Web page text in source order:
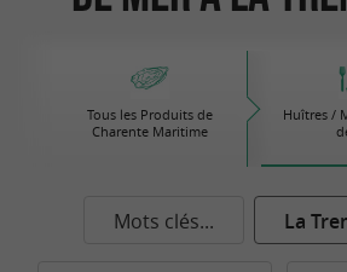
Tous les Produits de
Charente Maritime
Huîtres /
Mots clés... La